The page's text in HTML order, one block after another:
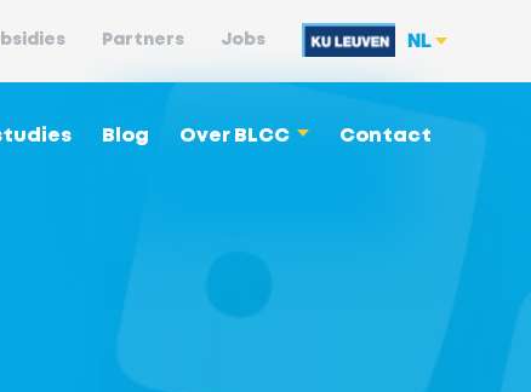
Partners Jobs NL
Blog Over BLCC Contact